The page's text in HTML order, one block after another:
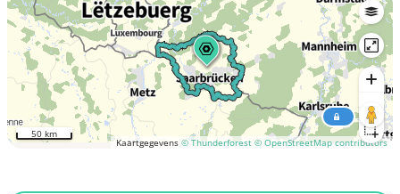
Kaartgegevens © Thunderforest © OpenStreetMap contributors
50 km